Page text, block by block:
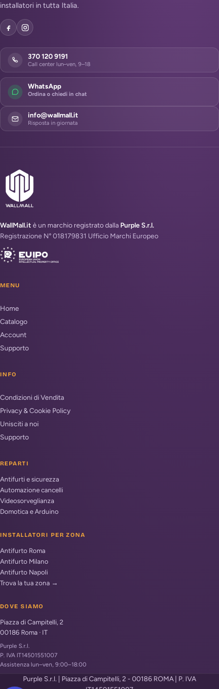
installatori in tutta Italia.
370 120 9191
Call center lun–ven, 9–18
WhatsApp
Ordina o chiedi in chat
info@wallmall.it
Risposta in giornata
WallMall.it è un marchio registrato dalla Purple S.r.l.
Registrazione N° 018179831 Ufficio Marchi Europeo
MENU
Home
Catalogo
Account
Supporto
INFO
Condizioni di Vendita
Privacy & Cookie Policy
Unisciti a noi
Supporto
REPARTI
Antifurti e sicurezza
Automazione cancelli
Videosorveglianza
Domotica e Arduino
INSTALLATORI PER ZONA
Antifurto Roma
Antifurto Milano
Antifurto Napoli
Trova la tua zona →
DOVE SIAMO
Piazza di Campitelli, 2
00186 Roma · IT
Purple S.r.l.
P. IVA IT14501551007
Assistenza lun–ven, 9:00–18:00
Purple S.r.l. | Piazza di Campitelli, 2 - 00186 ROMA | P. IVA